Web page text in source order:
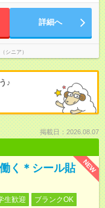
詳細へ
シニア）
♪
掲載日：2026.08.07
NEW
く＊シール貼
生歓迎
ブランクOK